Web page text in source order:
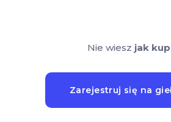
Nie wiesz jak
Zarejestruj się na